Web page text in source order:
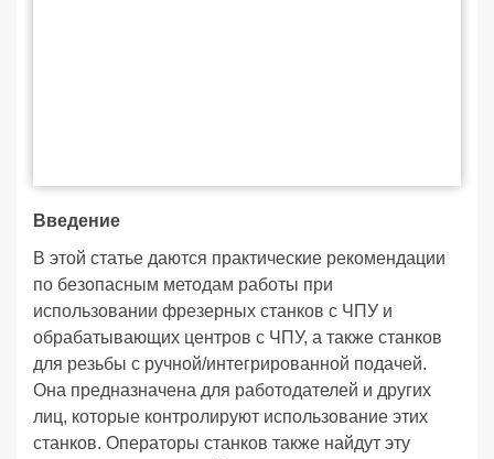
Введение
В этой статье даются практические рекомендации
по безопасным методам работы при
использовании фрезерных станков с ЧПУ и
обрабатывающих центров с ЧПУ, а также станков
для резьбы с ручной/интегрированной подачей.
Она предназначена для работодателей и других
лиц, которые контролируют использование этих
станков. Операторы станков также найдут эту